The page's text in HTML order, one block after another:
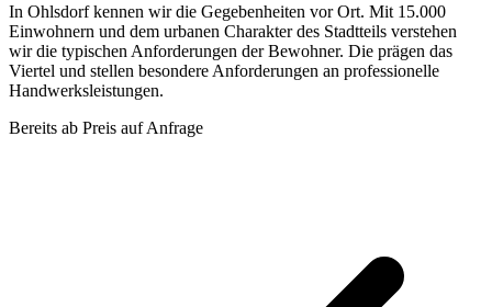
In Ohlsdorf kennen wir die Gegebenheiten vor Ort. Mit 15.000
Einwohnern und dem urbanen Charakter des Stadtteils verstehen
wir die typischen Anforderungen der Bewohner. Die prägen das
Viertel und stellen besondere Anforderungen an professionelle
Handwerksleistungen.
Bereits ab Preis auf Anfrage